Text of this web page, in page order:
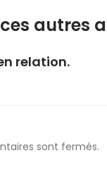
autres
relation.
sont fermés.